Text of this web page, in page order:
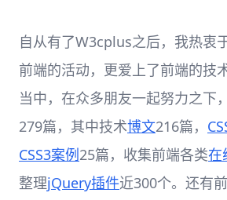
自从有了W3cplus之后，我热衷
前端的活动，更爱上了前端的技
当中，在众多朋友一起努力之下
279篇，其中技术博文216篇，
CSS3案例25篇，收集前端各类在
整理jQuery插件近300个。还有